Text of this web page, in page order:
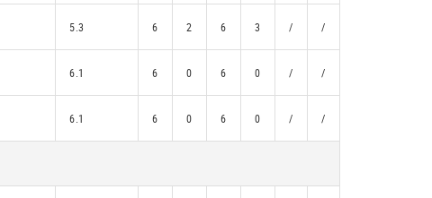
5.3 6 2 6 3 / /
6.1 6 0 6 0 / /
6.1 6 0 6 0 / /